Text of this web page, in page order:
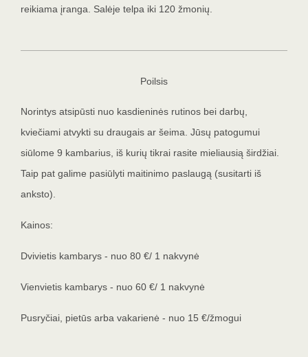
reikiama įranga. Salėje telpa iki 120 žmonių.
Poilsis
Norintys atsipūsti nuo kasdieninės rutinos bei darbų,
kviečiami atvykti su draugais ar šeima. Jūsų patogumui
siūlome 9 kambarius, iš kurių tikrai rasite mieliausią širdžiai.
Taip pat galime pasiūlyti maitinimo paslaugą (susitarti iš
anksto).
Kainos:
Dvivietis kambarys - nuo 80 €/ 1 nakvynė
Vienvietis kambarys - nuo 60 €/ 1 nakvynė
Pusryčiai, pietūs arba vakarienė - nuo 15 €/žmogui